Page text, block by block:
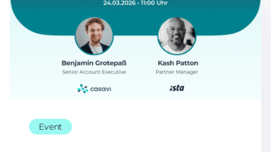
Event